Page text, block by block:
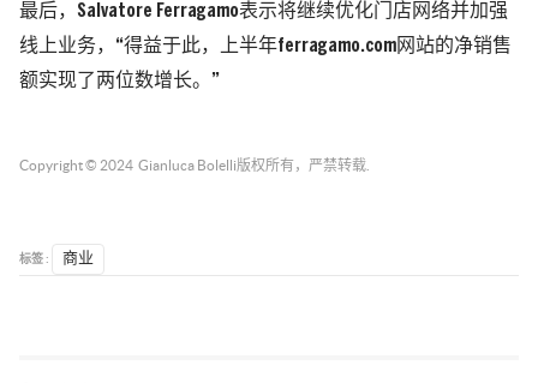
最后，Salvatore Ferragamo表示将继续优化门店网络并加强
线上业务，“得益于此，上半年ferragamo.com网站的净销售
额实现了两位数增长。”
Copyright © 2024 Gianluca Bolelli 版权所有，严禁转载.
标签 : 商业